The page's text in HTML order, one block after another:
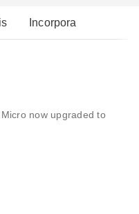
Incorpora
now upgraded to